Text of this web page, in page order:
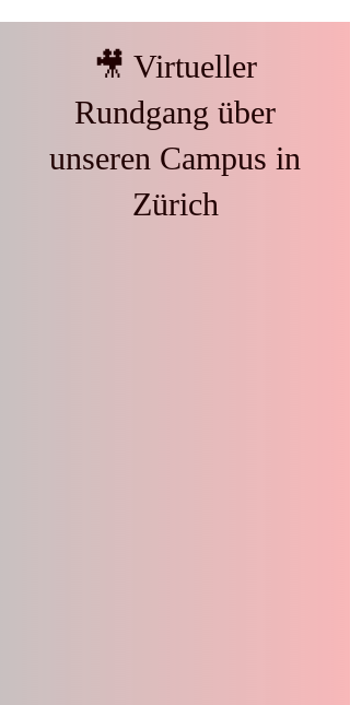
🎥 Virtueller
Rundgang über
unseren Campus in
Zürich